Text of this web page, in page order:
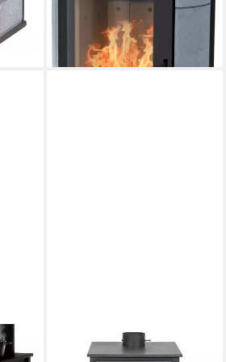
lieferbar in 2 Wochen
Kaminofen MG 450 für 90 bis